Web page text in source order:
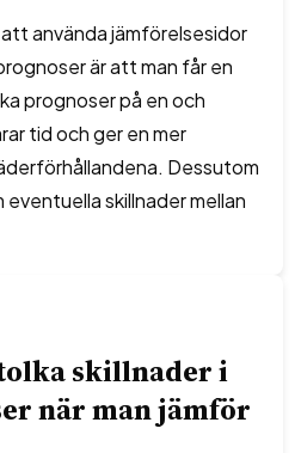
använda jämförelsesidor
är att man får en
prognoser på en och
tid och ger en mer
Dessutom
eventuella skillnader mellan
skillnader i
när man jämför